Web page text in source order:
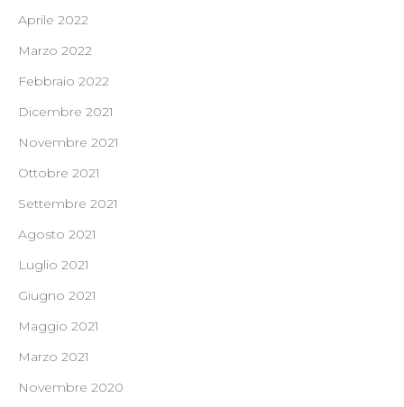
Aprile 2022
Marzo 2022
Febbraio 2022
Dicembre 2021
Novembre 2021
Ottobre 2021
Settembre 2021
Agosto 2021
Luglio 2021
Giugno 2021
Maggio 2021
Marzo 2021
Novembre 2020